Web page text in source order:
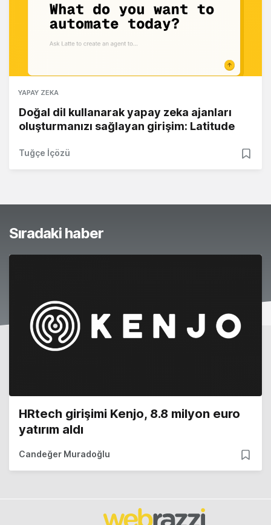
YAPAY ZEKA
Doğal dil kullanarak yapay zeka ajanları
oluşturmanızı sağlayan girişim: Latitude
Tuğçe İçözü
Sıradaki haber
HRtech girişimi Kenjo, 8.8 milyon euro
yatırım aldı
Candeğer Muradoğlu